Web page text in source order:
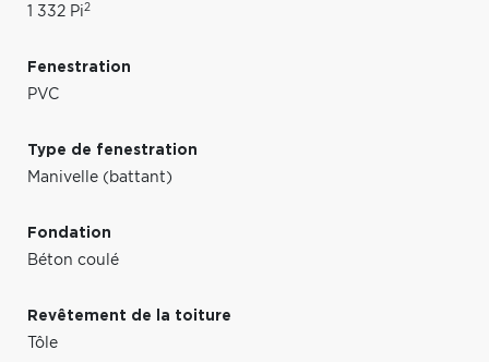
1 332 Pi2
Fenestration
PVC
Type de fenestration
Manivelle (battant)
Fondation
Béton coulé
Revêtement de la toiture
Tôle